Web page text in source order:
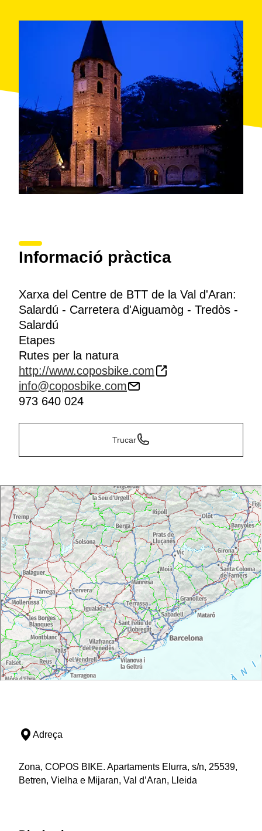
Informació pràctica
Xarxa del Centre de BTT de la Val d'Aran:
Salardú - Carretera d'Aiguamòg - Tredòs -
Salardú
Etapes
Rutes per la natura
http://www.coposbike.com
info@coposbike.com
973 640 024
Trucar
Adreça
Zona, COPOS BIKE. Apartaments Elurra, s/n, 25539,
Betren, Vielha e Mijaran, Val d’Aran, Lleida